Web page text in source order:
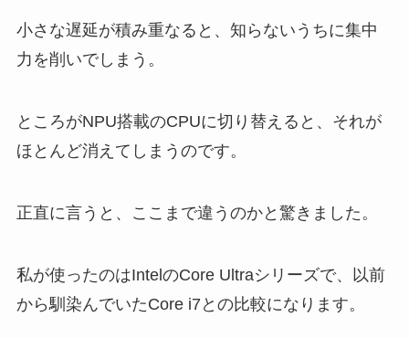
小さな遅延が積み重なると、知らないうちに集中
力を削いでしまう。
ところがNPU搭載のCPUに切り替えると、それが
ほとんど消えてしまうのです。
正直に言うと、ここまで違うのかと驚きました。
私が使ったのはIntelのCore Ultraシリーズで、以前
から馴染んでいたCore i7との比較になります。